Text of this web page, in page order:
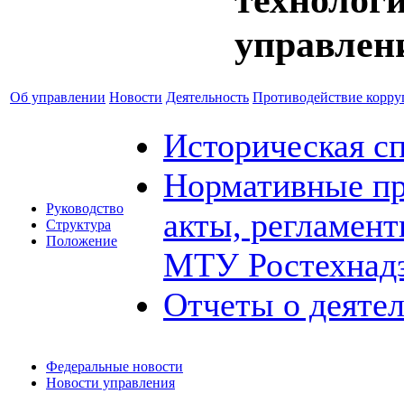
Об управлении Новости Деятельность Противодействие
Руководство
Структура
Положение
Историческая
Нормативные
акты,
МТУ
Отчеты о
Федеральные новости
Новости управления